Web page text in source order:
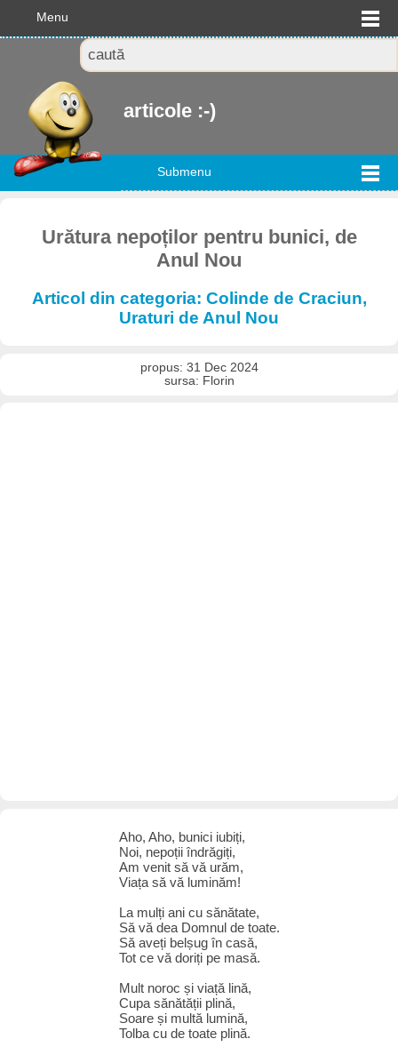
Menu
articole :-)
Submenu
Urătura nepoților pentru bunici, de
Anul Nou
Articol din categoria: Colinde de Craciun,
Uraturi de Anul Nou
propus: 31 Dec 2024
sursa: Florin
Aho, Aho, bunici iubiți,
Noi, nepoții îndrăgiți,
Am venit să vă urăm,
Viața să vă luminăm!
La mulți ani cu sănătate,
Să vă dea Domnul de toate.
Să aveți belșug în casă,
Tot ce vă doriți pe masă.
Mult noroc și viață lină,
Cupa sănătății plină,
Soare și multă lumină,
Tolba cu de toate plină.